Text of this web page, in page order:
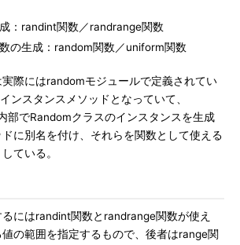
：randint関数／randrange関数
の生成：random関数／uniform関数
際にはrandomモジュールで定義されてい
ンスタンスメソッドとなっていて、
部でRandomクラスのインスタンスを生成
に別名を付け、それらを関数として使える
ている。
にはrandint関数とrandrange関数が使え
の範囲を指定するもので、後者はrange関